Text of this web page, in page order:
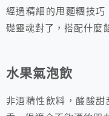
經過精細的甩麵糰技
礎靈魂對了，搭配什麼
水果氣泡飲
非酒精性飲料，酸酸